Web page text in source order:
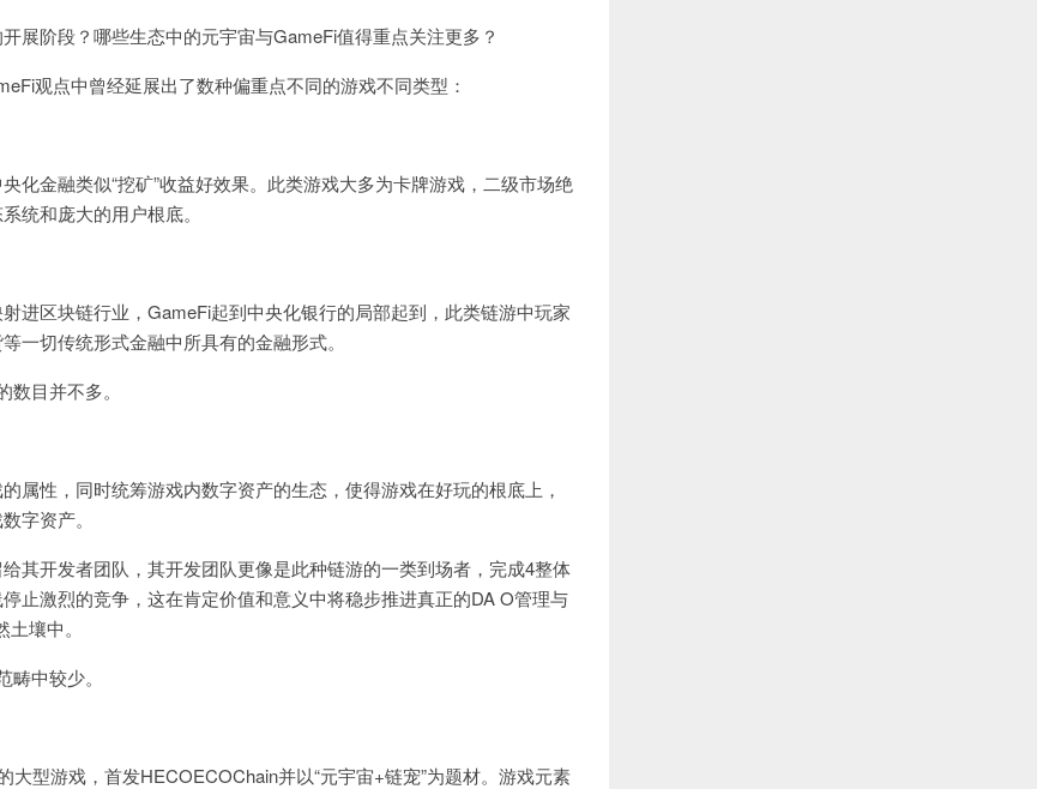
展阶段？哪些生态中的元宇宙与GameFi值得重点关注更多？
观点中曾经延展出了数种偏重点不同的游戏不同类型：
化金融类似“挖矿”收益好效果。此类游戏大多为卡牌游戏，二级市场绝
统和庞大的用户根底。
进区块链行业，GameFi起到中央化银行的局部起到，此类链游中玩家
一切传统形式金融中所具有的金融形式。
目并不多。
属性，同时统筹游戏内数字资产的生态，使得游戏在好玩的根底上，
字资产。
其开发者团队，其开发团队更像是此种链游的一类到场者，完成4整体
止激烈的竞争，这在肯定价值和意义中将稳步推进真正的DA O管理与
壤中。
中较少。
大型游戏，首发HECOECOChain并以“元宇宙+链宠”为题材。游戏元素